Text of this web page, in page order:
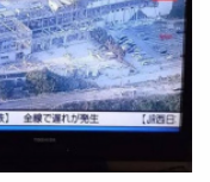
者，您的痛苦有人願
、似乎沒有出路，